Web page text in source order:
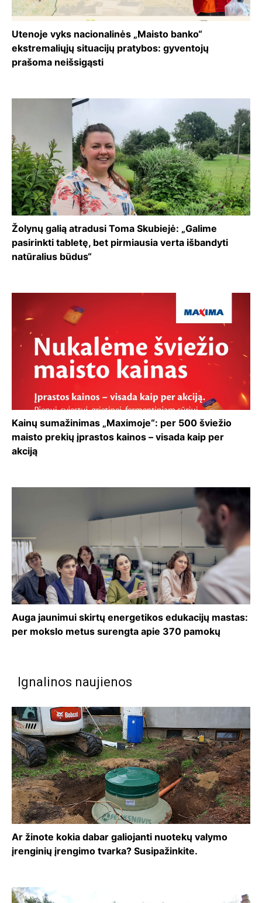
Utenoje vyks nacionalinės „Maisto banko“
ekstremaliųjų situacijų pratybos: gyventojų
prašoma neišsigąsti
Žolynų galią atradusi Toma Skubiejė: „Galime
pasirinkti tabletę, bet pirmiausia verta išbandyti
natūralius būdus“
Kainų sumažinimas „Maximoje“: per 500 šviežio
maisto prekių įprastos kainos – visada kaip per
akciją
Auga jaunimui skirtų energetikos edukacijų mastas:
per mokslo metus surengta apie 370 pamokų
Ignalinos naujienos
Ar žinote kokia dabar galiojanti nuotekų valymo
įrenginių įrengimo tvarka? Susipažinkite.